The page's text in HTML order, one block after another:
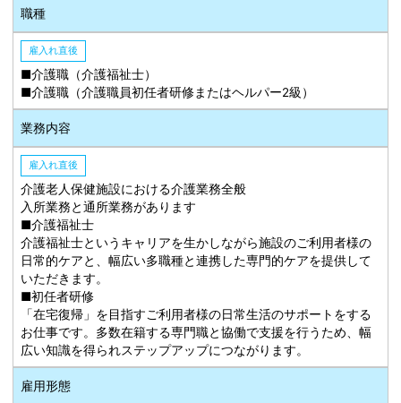
職種
雇入れ直後
■介護職（介護福祉士）
■介護職（介護職員初任者研修またはヘルパー2級）
業務内容
雇入れ直後
介護老人保健施設における介護業務全般
入所業務と通所業務があります
■介護福祉士
介護福祉士というキャリアを生かしながら施設のご利用者様の
日常的ケアと、幅広い多職種と連携した専門的ケアを提供して
いただきます。
■初任者研修
「在宅復帰」を目指すご利用者様の日常生活のサポートをする
お仕事です。多数在籍する専門職と協働で支援を行うため、幅
広い知識を得られステップアップにつながります。
雇用形態